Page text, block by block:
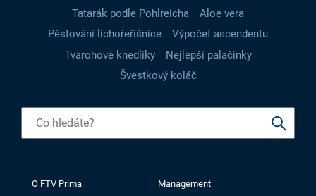
Tatarák podle Pohlreicha
Aloe vera
Pěstování lichořeřišnice
Výpočet ascendentu
Tvarohové knedlíky
Nejlepší palačinky
Švestkový koláč
O FTV Prima
Management